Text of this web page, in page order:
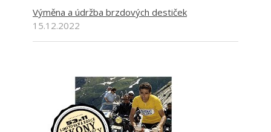
Výměna a údržba brzdových destiček
15.12.2022